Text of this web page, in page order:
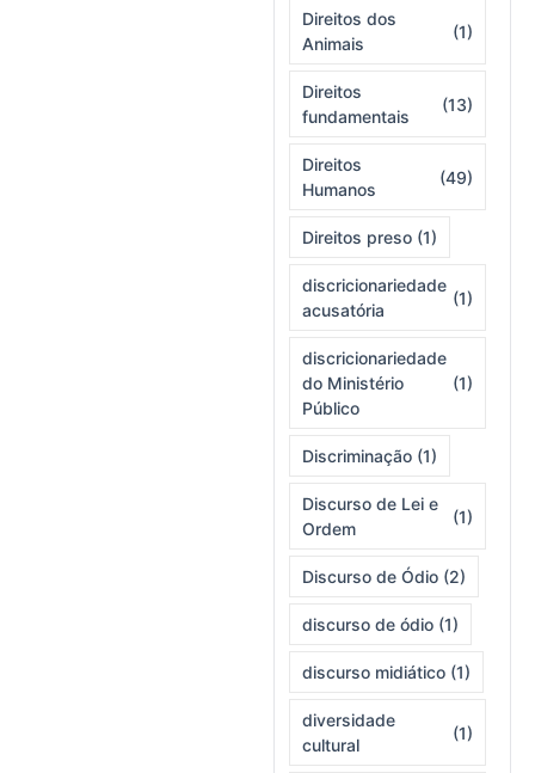
Direitos dos
Animais
(1)
Direitos
fundamentais
(13)
Direitos
Humanos
(49)
Direitos preso (1)
discricionariedade
acusatória
(1)
discricionariedade
do Ministério
Público
(1)
Discriminação (1)
Discurso de Lei e
Ordem
(1)
Discurso de Ódio (2)
discurso de ódio (1)
discurso midiático (1)
diversidade
cultural
(1)